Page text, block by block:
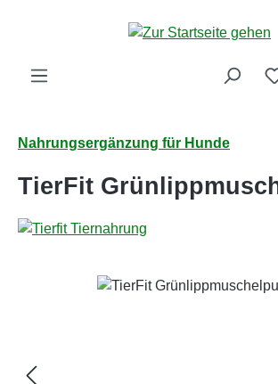
Zum Hauptinhalt springen
Nahrungsergänzung für Hunde
TierFit
Bildergalerie überspringen